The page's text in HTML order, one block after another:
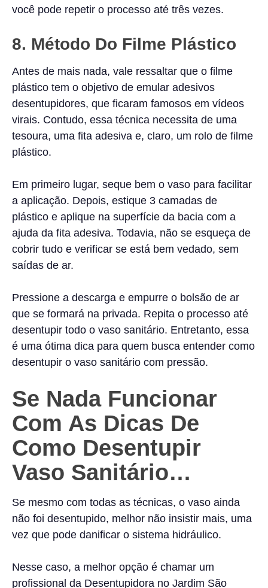
você pode repetir o processo até três vezes.
8. Método Do Filme Plástico
Antes de mais nada, vale ressaltar que o filme
plástico tem o objetivo de emular adesivos
desentupidores, que ficaram famosos em vídeos
virais. Contudo, essa técnica necessita de uma
tesoura, uma fita adesiva e, claro, um rolo de filme
plástico.
Em primeiro lugar, seque bem o vaso para facilitar
a aplicação. Depois, estique 3 camadas de
plástico e aplique na superfície da bacia com a
ajuda da fita adesiva. Todavia, não se esqueça de
cobrir tudo e verificar se está bem vedado, sem
saídas de ar.
Pressione a descarga e empurre o bolsão de ar
que se formará na privada. Repita o processo até
desentupir todo o vaso sanitário. Entretanto, essa
é uma ótima dica para quem busca entender como
desentupir o vaso sanitário com pressão.
Se Nada Funcionar
Com As Dicas De
Como Desentupir
Vaso Sanitário…
Se mesmo com todas as técnicas, o vaso ainda
não foi desentupido, melhor não insistir mais, uma
vez que pode danificar o sistema hidráulico.
Nesse caso, a melhor opção é chamar um
profissional da Desentupidora no Jardim São